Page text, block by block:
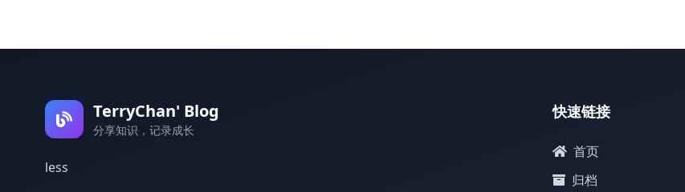
TerryChan' Blog
分享知识，记录成长
less
快速链接
首页
归档